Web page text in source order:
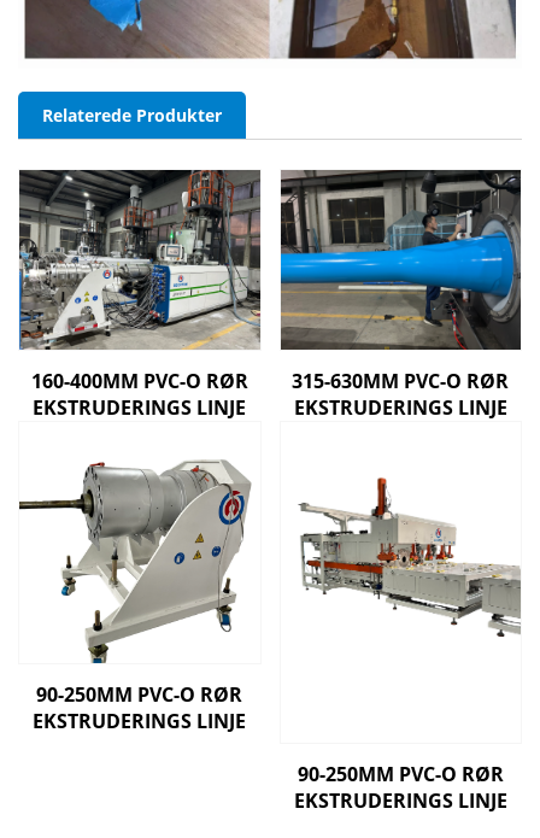
Relaterede Produkter
160-400MM PVC-O RØR
EKSTRUDERINGS LINJE
315-630MM PVC-O RØR
EKSTRUDERINGS LINJE
90-250MM PVC-O RØR
EKSTRUDERINGS LINJE
90-250MM PVC-O RØR
EKSTRUDERINGS LINJE